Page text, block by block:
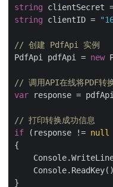
string clientSecret
string clientID =
// 创建 PdfApi 实例
PdfApi pdfApi = new
// 调用API在线将PDF转
var response =
// 打印转换成功信息
if (response != null
{